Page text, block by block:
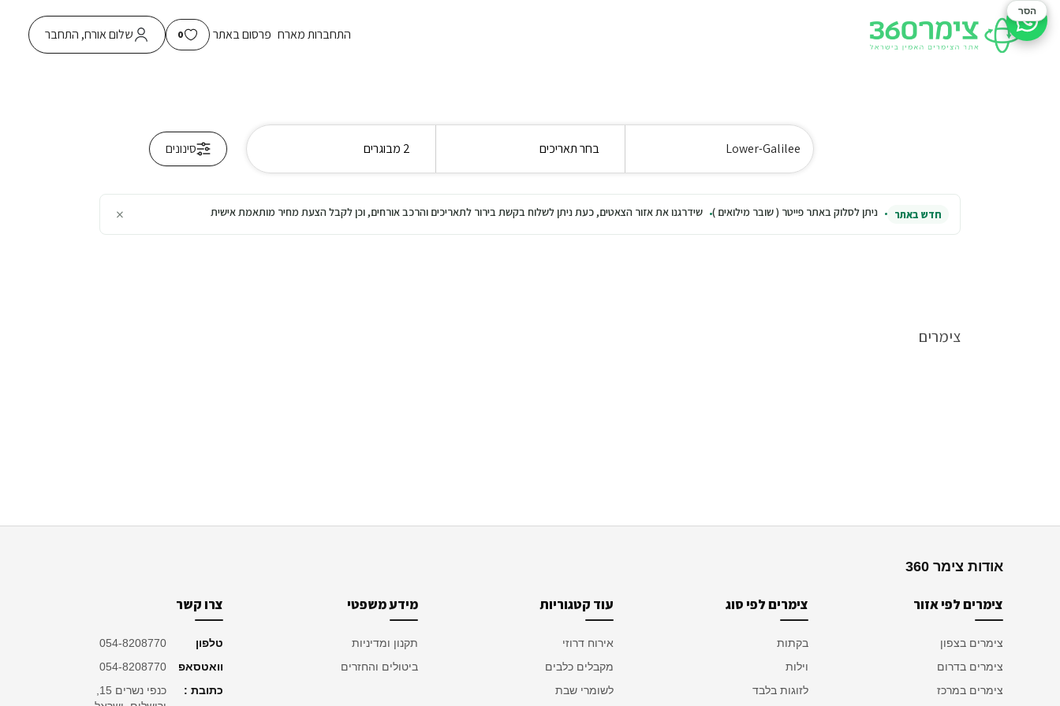
התחברות מארח פרסום באתר 0 שלום אורח, התחבר
Lower-Galilee בחר תאריכים 2 מבוגרים סינונים
חדש באתר ניתן לסלוק באתר פייטר ( שובר מילואים ) שידרגנו את אזור הצאטים, כעת ניתן לשלוח בקשת בירור לתאריכים והרכב אורחים, וכן לקבל הצעת מחיר מותאמת אישית ×
צימרים
אודות צימר 360
צימרים לפי אזור
צימרים בצפון
צימרים בדרום
צימרים במרכז
צימרים לפי סוג
בקתות
וילות
לזוגות בלבד
עוד קטגוריות
אירוח דרוזי
מקבלים כלבים
לשומרי שבת
מידע משפטי
תקנון ומדיניות
ביטולים והחזרים
צרו קשר
טלפון
054-8208770
וואטסאפ
054-8208770
כתובת :
סיוע בהזמנה
הסר